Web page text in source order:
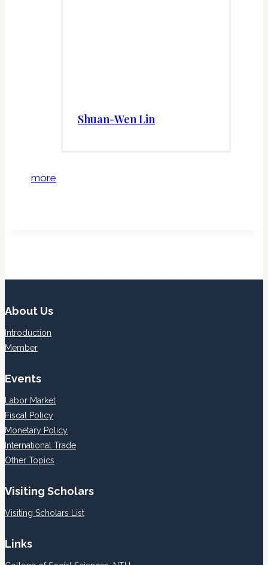
Shuan-Wen Lin
more
About Us
Introduction
Member
Events
Labor Market
Fiscal Policy
Monetary Policy
International Trade
Other Topics
Visiting Scholars
Visiting Scholars List
Links